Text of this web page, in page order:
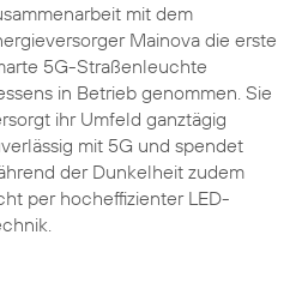
mit dem
Mainova die erste
5G-Straßenleuchte
in Betrieb genommen. Sie
ihr Umfeld ganztägig
mit 5G und spendet
der Dunkelheit zudem
per hocheffizienter LED-